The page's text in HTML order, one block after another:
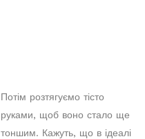
Потім розтягуємо тісто
руками, щоб воно стало ще
тоншим. Кажуть, що в ідеалі